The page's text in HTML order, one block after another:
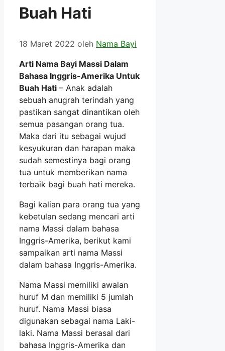
Buah Hati
18 Maret 2022 oleh Nama Bayi
Arti Nama Bayi Massi Dalam
Bahasa Inggris-Amerika Untuk
Buah Hati – Anak adalah
sebuah anugrah terindah yang
pastikan sangat dinantikan oleh
semua pasangan orang tua.
Maka dari itu sebagai wujud
kesyukuran dan harapan maka
sudah semestinya bagi orang
tua untuk memberikan nama
terbaik bagi buah hati mereka.
Bagi kalian para orang tua yang
kebetulan sedang mencari arti
nama Massi dalam bahasa
Inggris-Amerika, berikut kami
sampaikan arti nama Massi
dalam bahasa Inggris-Amerika.
Nama Massi memiliki awalan
huruf M dan memiliki 5 jumlah
huruf. Nama Massi biasa
digunakan sebagai nama Laki-
laki. Nama Massi berasal dari
bahasa Inggris-Amerika dan